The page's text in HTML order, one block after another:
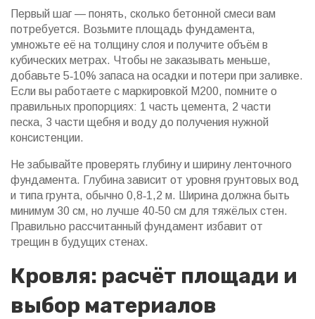
Первый шаг — понять, сколько бетонной смеси вам
потребуется. Возьмите площадь фундамента,
умножьте её на толщину слоя и получите объём в
кубических метрах. Чтобы не заказывать меньше,
добавьте 5‑10% запаса на осадки и потери при заливке.
Если вы работаете с маркировкой М200, помните о
правильных пропорциях: 1 часть цемента, 2 части
песка, 3 части щебня и воду до получения нужной
консистенции.
Не забывайте проверять глубину и ширину ленточного
фундамента. Глубина зависит от уровня грунтовых вод
и типа грунта, обычно 0,8‑1,2 м. Ширина должна быть
минимум 30 см, но лучше 40‑50 см для тяжёлых стен.
Правильно рассчитанный фундамент избавит от
трещин в будущих стенах.
Кровля: расчёт площади и
выбор материалов